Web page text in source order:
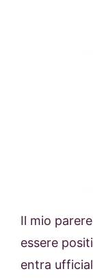
Il mio
essere
entra